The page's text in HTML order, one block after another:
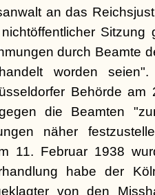
an das
Sitzung
durch Beamte
worden
Behörde
die Beamten
näher
11. Februar 1938
habe der
von den